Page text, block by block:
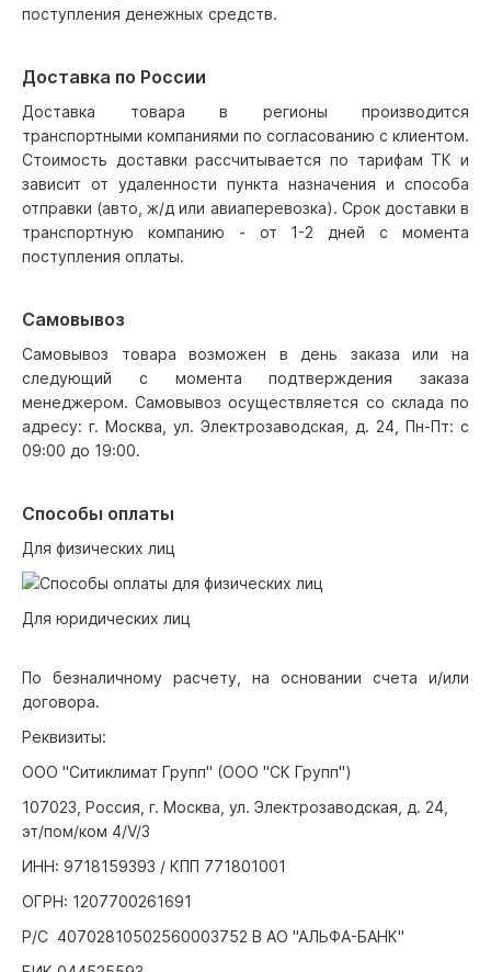
поступления денежных средств.
Доставка по России
Доставка товара в регионы производится
транспортными компаниями по согласованию с клиентом.
Стоимость доставки рассчитывается по тарифам ТК и
зависит от удаленности пункта назначения и способа
отправки (авто, ж/д или авиаперевозка). Срок доставки в
транспортную компанию - от 1-2 дней с момента
поступления оплаты.
Самовывоз
Самовывоз товара возможен в день заказа или на
следующий с момента подтверждения заказа
менеджером. Самовывоз осуществляется со склада по
адресу: г. Москва, ул. Электрозаводская, д. 24, Пн-Пт: с
09:00 до 19:00.
Способы оплаты
Для физических лиц
Для юридических лиц
По безналичному расчету, на основании счета и/или
договора.
Реквизиты:
ООО "Ситиклимат Групп" (ООО "СК Групп")
107023, Россия, г. Москва, ул. Электрозаводская, д. 24,
эт/пом/ком 4/V/3
ИНН: 9718159393 / КПП 771801001
ОГРН: 1207700261691
Р/С 40702810502560003752 В АО "АЛЬФА-БАНК"